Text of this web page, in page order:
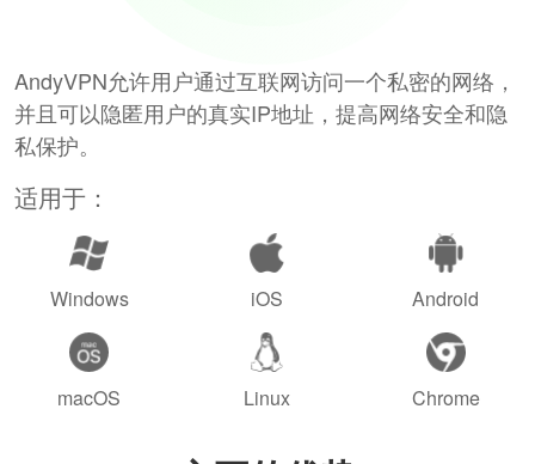
AndyVPN允许用户通过互联网访问一个私密的网络，
并且可以隐匿用户的真实IP地址，提高网络安全和隐
私保护。
适用于：
Windows iOS Android
macOS Linux Chrome